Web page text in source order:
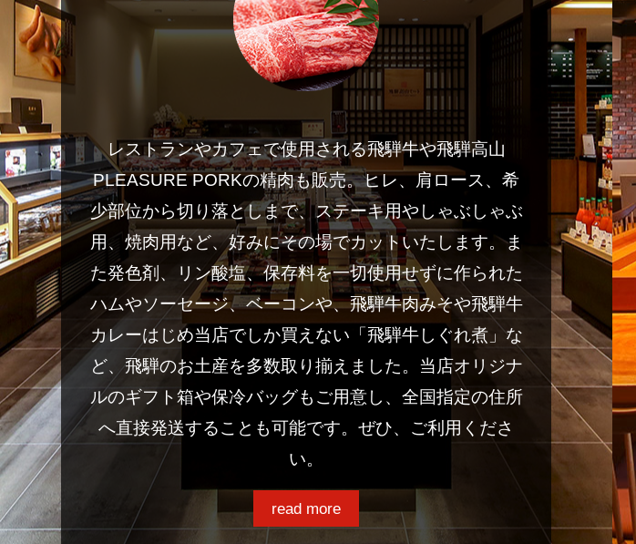
レストランやカフェで使用される飛騨牛や飛騨高山
PLEASURE PORKの精肉も販売。ヒレ、肩ロース、希
少部位から切り落としまで、ステーキ用やしゃぶしゃぶ
用、焼肉用など、好みにその場でカットいたします。ま
た発色剤、リン酸塩、保存料を一切使用せずに作られた
ハムやソーセージ、ベーコンや、飛騨牛肉みそや飛騨牛
カレーはじめ当店でしか買えない「飛騨牛しぐれ煮」な
ど、飛騨のお土産を多数取り揃えました。当店オリジナ
ルのギフト箱や保冷バッグもご用意し、全国指定の住所
へ直接発送することも可能です。ぜひ、ご利用くださ
い。
read more